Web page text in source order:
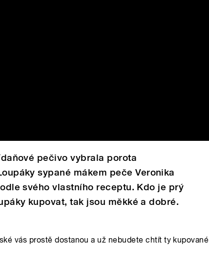
pečivo vybrala porota
sypané mákem peče Veronika
svého vlastního receptu. Kdo je prý
kupovat, tak jsou měkké a dobré.
vás prostě dostanou a už nebudete chtít ty kupované